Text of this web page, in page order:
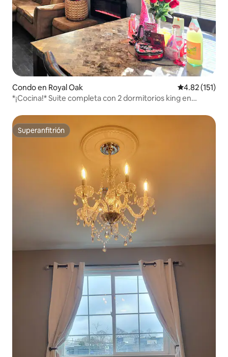
Condo en Royal Oak Calificación
4.82 (151)
*¡Cocina!* Suite completa con 2 dormitorios king en
Superanfitrión
Superanfitrión